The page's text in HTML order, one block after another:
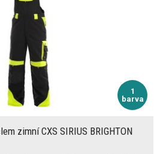
1
barva
zimní CXS SIRIUS BRIGHTON